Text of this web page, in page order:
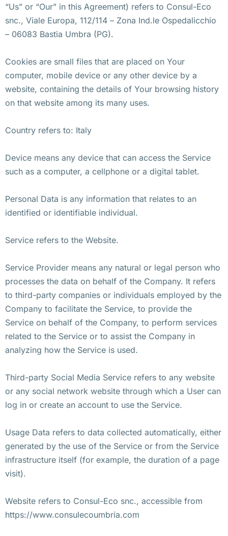
“Us” or “Our” in this Agreement) refers to Consul-Eco
snc., Viale Europa, 112/114 – Zona Ind.le Ospedalicchio
– 06083 Bastia Umbra (PG).
Cookies are small files that are placed on Your
computer, mobile device or any other device by a
website, containing the details of Your browsing history
on that website among its many uses.
Country refers to: Italy
Device means any device that can access the Service
such as a computer, a cellphone or a digital tablet.
Personal Data is any information that relates to an
identified or identifiable individual.
Service refers to the Website.
Service Provider means any natural or legal person who
processes the data on behalf of the Company. It refers
to third-party companies or individuals employed by the
Company to facilitate the Service, to provide the
Service on behalf of the Company, to perform services
related to the Service or to assist the Company in
analyzing how the Service is used.
Third-party Social Media Service refers to any website
or any social network website through which a User can
log in or create an account to use the Service.
Usage Data refers to data collected automatically, either
generated by the use of the Service or from the Service
infrastructure itself (for example, the duration of a page
visit).
Website refers to Consul-Eco snc., accessible from
https://www.consulecoumbria.com